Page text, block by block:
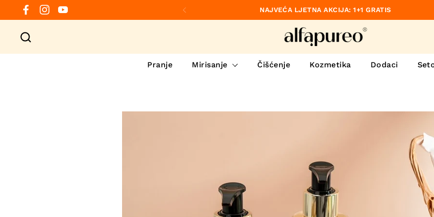
Preskoči na sadržaj
Facebook
Instagram
YouTube Prethodno
NAJVEĆA LJETNA AKCIJA: 1+1 GRATIS
Pranje Mirisanje Čišćenje Kozmetika Dodaci